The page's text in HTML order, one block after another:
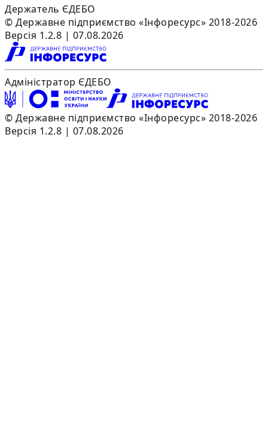
Держатель ЄДЕБО
© Державне підприємство «Інфоресурс» 2018-2026
Версія 1.2.8 | 07.08.2026
Адміністратор ЄДЕБО
© Державне підприємство «Інфоресурс» 2018-2026
Версія 1.2.8 | 07.08.2026